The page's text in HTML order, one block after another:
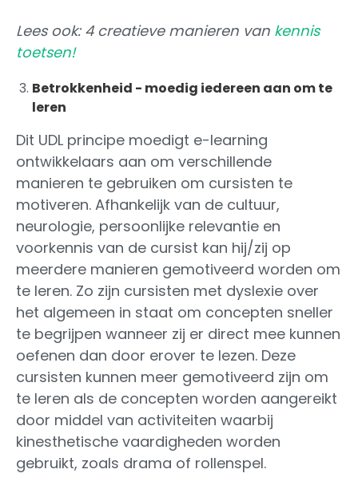
Lees ook: 4 creatieve manieren van kennis
toetsen!
Betrokkenheid - moedig iedereen aan om te
leren
Dit UDL principe moedigt e-learning
ontwikkelaars aan om verschillende
manieren te gebruiken om cursisten te
motiveren. Afhankelijk van de cultuur,
neurologie, persoonlijke relevantie en
voorkennis van de cursist kan hij/zij op
meerdere manieren gemotiveerd worden om
te leren. Zo zijn cursisten met dyslexie over
het algemeen in staat om concepten sneller
te begrijpen wanneer zij er direct mee kunnen
oefenen dan door erover te lezen. Deze
cursisten kunnen meer gemotiveerd zijn om
te leren als de concepten worden aangereikt
door middel van activiteiten waarbij
kinesthetische vaardigheden worden
gebruikt, zoals drama of rollenspel.